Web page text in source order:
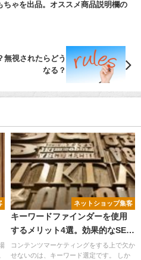
ちゃを出品。オススメ商品説明欄の
無視されたらどう
なる？
ネットショップ集客
キーワードファインダーを使用
するメリット4選。効果的なSEO
対策をしよう！
コンテンツマーケティングをする上で欠か
せないのは、キーワード選定です。 しか